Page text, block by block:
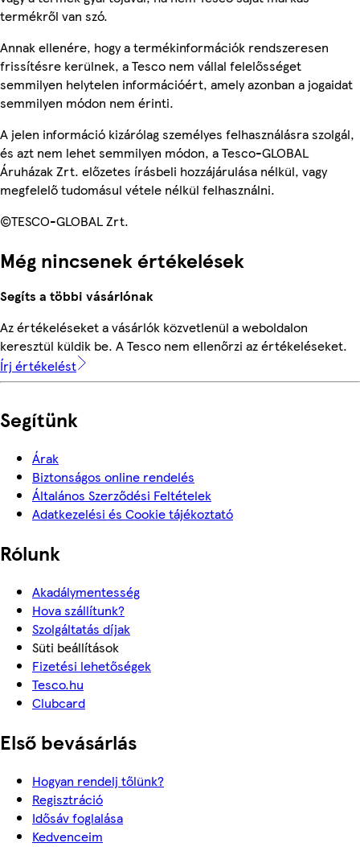
termékről van szó.
Annak ellenére, hogy a termékinformációk rendszeresen
frissítésre kerülnek, a Tesco nem vállal felelősséget
semmilyen helytelen információért, amely azonban a jogaidat
semmilyen módon nem érinti.
A jelen információ kizárólag személyes felhasználásra szolgál,
és azt nem lehet semmilyen módon, a Tesco-GLOBAL
Áruházak Zrt. előzetes írásbeli hozzájárulása nélkül, vagy
megfelelő tudomásul vétele nélkül felhasználni.
©TESCO-GLOBAL Zrt.
Még nincsenek értékelések
Segíts a többi vásárlónak
Az értékeléseket a vásárlók közvetlenül a weboldalon
keresztül küldik be. A Tesco nem ellenőrzi az értékeléseket.
Írj értékelést
Segítünk
Árak
Biztonságos online rendelés
Általános Szerződési Feltételek
Adatkezelési és Cookie tájékoztató
Rólunk
Akadálymentesség
Hova szállítunk?
Szolgáltatás díjak
Süti beállítások
Fizetési lehetőségek
Tesco.hu
Clubcard
Első bevásárlás
Hogyan rendelj tőlünk?
Regisztráció
Idősáv foglalása
Kedvenceim